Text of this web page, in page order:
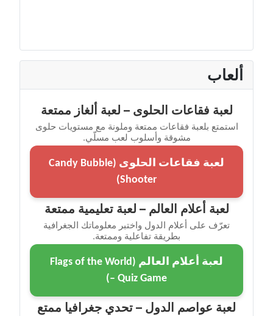
ألعاب
لعبة فقاعات الحلوى – لعبة ألغاز ممتعة
استمتع بلعبة فقاعات ممتعة وملونة مع مستويات حلوى
مشوقة وأسلوب لعب مسلّي.
لعبة فقاعات الحلوى (Candy Bubble
Shooter)
لعبة أعلام العالم – لعبة تعليمية ممتعة
تعرّف على أعلام الدول واختبر معلوماتك الجغرافية
بطريقة تفاعلية وممتعة.
لعبة أعلام العالم (Flags of the World
– Quiz Game)
لعبة عواصم الدول – تحدي جغرافيا ممتع